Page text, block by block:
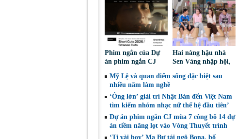
Phim ngắn của Dự
án phim ngắn CJ
tại LHP quốc tế
Toronto 2026
Hai nàng hậu nhà
Sen Vàng nhập hội,
chinh phục khán giả
Mỹ Lệ và quan điểm sống đặc biệt sau
nhiều năm làm nghề
‘Ông lớn’ giải trí Nhật Bản đến Việt Nam
tìm kiếm nhóm nhạc nữ thế hệ đầu tiên’
Dự án phim ngắn CJ mùa 7 công bố 14 dự
án tiềm năng lọt vào Vòng Thuyết trình
‘Tị vài boy’ Ma Bư tái ngộ Bona, bố